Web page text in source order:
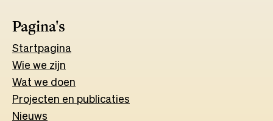
Pagina's
Startpagina
Wie we zijn
Wat we doen
Projecten en publicaties
Nieuws